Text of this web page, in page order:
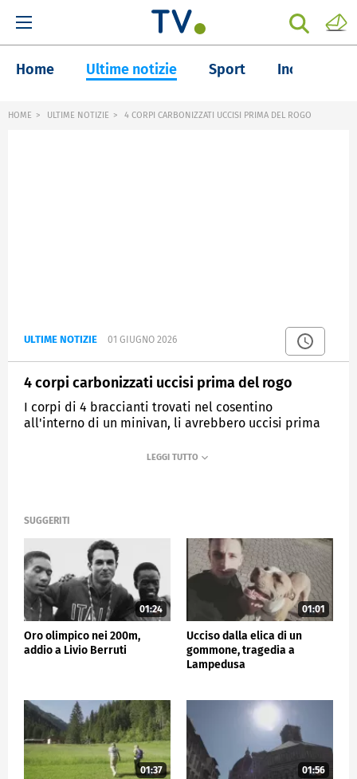
Home Ultime notizie Sport Inchieste
HOME ULTIME NOTIZIE 4 CORPI CARBONIZZATI UCCISI PRIMA DEL ROGO
ULTIME NOTIZIE 01 GIUGNO 2026
4 corpi carbonizzati uccisi prima del rogo
I corpi di 4 braccianti trovati nel cosentino
all'interno di un minivan, li avrebbero uccisi prima
SUGGERITI
01:24
Oro olimpico nei 200m,
addio a Livio Berruti
01:01
Ucciso dalla elica di un
gommone, tragedia a
Lampedusa
01:37 01:56